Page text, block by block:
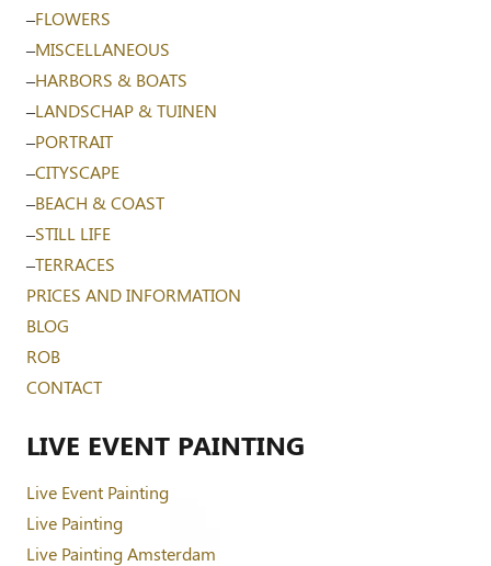
–FLOWERS
–MISCELLANEOUS
–HARBORS & BOATS
–LANDSCHAP & TUINEN
–PORTRAIT
–CITYSCAPE
–BEACH & COAST
–STILL LIFE
–TERRACES
PRICES AND INFORMATION
BLOG
ROB
CONTACT
LIVE EVENT PAINTING
Live Event Painting
Live Painting
Live Painting Amsterdam